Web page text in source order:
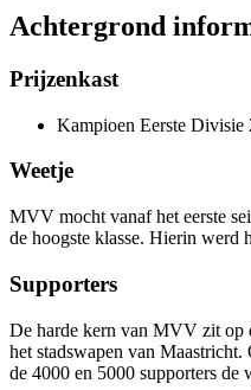
Achtergrond
Prijzenkast
Kampioen Eerste Divisie
Weetje
MVV mocht vanaf het eerste
de hoogste klasse. Hierin werd
Supporters
De harde kern van MVV zit op
het stadswapen van Maastricht.
de 4000 en 5000 supporters